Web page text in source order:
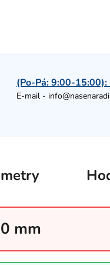
(Po-Pá: 9:00-15:00):
E-mail -
mm